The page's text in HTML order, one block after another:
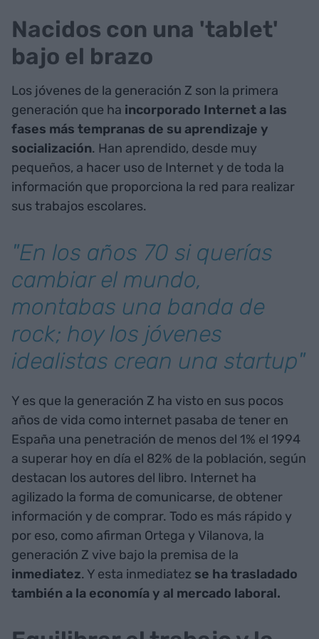
Nacidos con una 'tablet'
bajo el brazo
Los jóvenes de la generación Z son la primera
generación que ha incorporado Internet a las
fases más tempranas de su aprendizaje y
socialización. Han aprendido, desde muy
pequeños, a hacer uso de Internet y de toda la
información que proporciona la red para realizar
sus trabajos escolares.
"En los años 70 si querías
cambiar el mundo,
montabas una banda de
rock; hoy los jóvenes
idealistas crean una startup"
Y es que la generación Z ha visto en sus pocos
años de vida como internet pasaba de tener en
España una penetración de menos del 1% el 1994
a superar hoy en día el 82% de la población, según
destacan los autores del libro. Internet ha
agilizado la forma de comunicarse, de obtener
información y de comprar. Todo es más rápido y
por eso, como afirman Ortega y Vilanova, la
generación Z vive bajo la premisa de la
inmediatez. Y esta inmediatez se ha trasladado
también a la economía y al mercado laboral.